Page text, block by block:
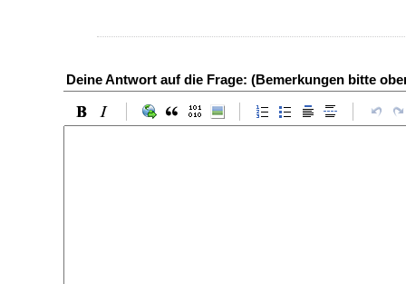
Deine Antwort auf die Frage: (Bemerkungen bitte